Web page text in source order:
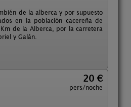
de la alberca y por supuesto
en la población cacereña de
de la Alberca, por la carretera
y Galán.
20 €
pers/noche